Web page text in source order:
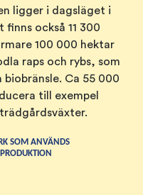
ligger i dagsläget i
också 11 300
100 000 hektar
raps och rybs, som
Ca 55 000
till exempel